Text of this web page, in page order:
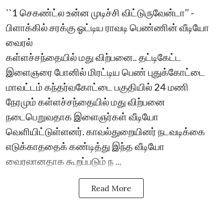
``1 செகண்ட்ல உன்ன முடிச்சி விட்டுருவேன்டா’’ -
பிளாக்கில் சரக்கு ஓட்டிய ராவடி பெண்ணின் வீடியோ
வைரல்
கள்ளச்சந்தையில் மது விற்பனை.. தட்டிகேட்ட
இளைஞரை போனில் மிரட்டிய பெண் புதுக்கோட்டை
மாவட்டம் கந்தர்வகோட்டை பகுதியில் 24 மணி
நேரமும் கள்ளச்சந்தையில் மது விற்பனை
நடைபெறுவதாக இளைஞர்கள் வீடியோ
வெளியிட்டுள்ளனர். காவல்துறையினர் நடவடிக்கை
எடுக்காததைக் கண்டித்து இந்த வீடியோ
வைரலானதாக கூறப்படும் ந ...
Read More